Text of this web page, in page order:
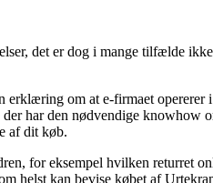
det er dog i mange tilfælde
erklæring om at e-firmaet opererer i
har den nødvendige knowhow
af dit køb.
for eksempel hvilken returret
helst kan bevise købet af